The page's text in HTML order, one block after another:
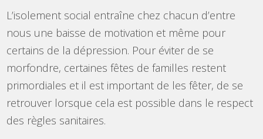
L’isolement social entraîne chez chacun d’entre
nous une baisse de motivation et même pour
certains de la dépression. Pour éviter de se
morfondre, certaines fêtes de familles restent
primordiales et il est important de les fêter, de se
retrouver lorsque cela est possible dans le respect
des règles sanitaires.